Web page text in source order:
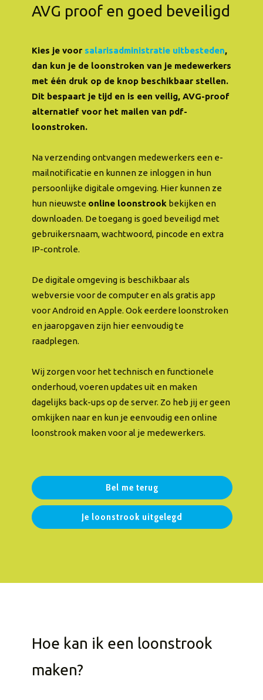
AVG proof en goed beveiligd
Kies je voor salarisadministratie uitbesteden,
dan kun je de loonstroken van je medewerkers
met één druk op de knop beschikbaar stellen.
Dit bespaart je tijd en is een veilig, AVG-proof
alternatief voor het mailen van pdf-
loonstroken.
Na verzending ontvangen medewerkers een e-
mailnotificatie en kunnen ze inloggen in hun
persoonlijke digitale omgeving. Hier kunnen ze
hun nieuwste online loonstrook bekijken en
downloaden. De toegang is goed beveiligd met
gebruikersnaam, wachtwoord, pincode en extra
IP-controle.
De digitale omgeving is beschikbaar als
webversie voor de computer en als gratis app
voor Android en Apple. Ook eerdere loonstroken
en jaaropgaven zijn hier eenvoudig te
raadplegen.
Wij zorgen voor het technisch en functionele
onderhoud, voeren updates uit en maken
dagelijks back-ups op de server. Zo heb jij er geen
omkijken naar en kun je eenvoudig een online
loonstrook maken voor al je medewerkers.
Bel me terug
Je loonstrook uitgelegd
Hoe kan ik een loonstrook
maken?